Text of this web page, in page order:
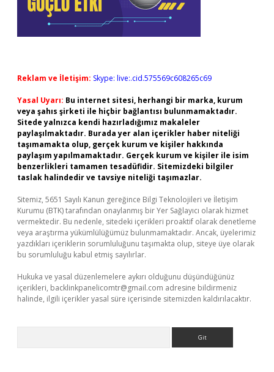
Reklam ve İletişim: Skype: live:.cid.575569c608265c69
Yasal Uyarı: Bu internet sitesi, herhangi bir marka, kurum
veya şahıs şirketi ile hiçbir bağlantısı bulunmamaktadır.
Sitede yalnızca kendi hazırladığımız makaleler
paylaşılmaktadır. Burada yer alan içerikler haber niteliği
taşımamakta olup, gerçek kurum ve kişiler hakkında
paylaşım yapılmamaktadır. Gerçek kurum ve kişiler ile isim
benzerlikleri tamamen tesadüfidir. Sitemizdeki bilgiler
taslak halindedir ve tavsiye niteliği taşımazlar.
Sitemiz, 5651 Sayılı Kanun gereğince Bilgi Teknolojileri ve İletişim
Kurumu (BTK) tarafından onaylanmış bir Yer Sağlayıcı olarak hizmet
vermektedir. Bu nedenle, sitedeki içerikleri proaktif olarak denetleme
veya araştırma yükümlülüğümüz bulunmamaktadır. Ancak, üyelerimiz
yazdıkları içeriklerin sorumluluğunu taşımakta olup, siteye üye olarak
bu sorumluluğu kabul etmiş sayılırlar.
Hukuka ve yasal düzenlemelere aykırı olduğunu düşündüğünüz
içerikleri, backlinkpanelicomtr@gmail.com adresine bildirmeniz
halinde, ilgili içerikler yasal süre içerisinde sitemizden kaldırılacaktır.